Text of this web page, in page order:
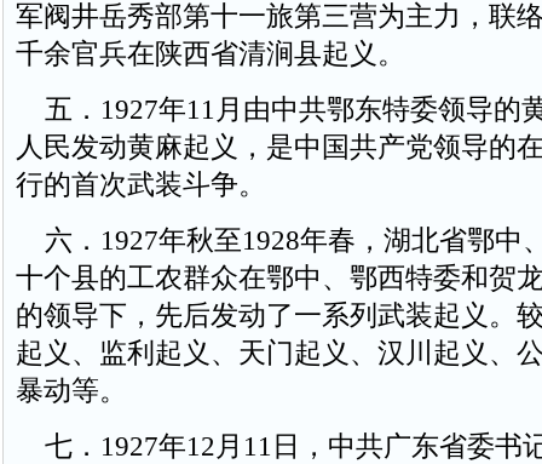
军阀井岳秀部第十一旅第三营为主力，联
千余官兵在陕西省清涧县起义。
五．1927年11月由中共鄂东特委领导的
人民发动黄麻起义，是中国共产党领导的
行的首次武装斗争。
六．1927年秋至1928年春，湖北省鄂中
十个县的工农群众在鄂中、鄂西特委和贺
的领导下，先后发动了一系列武装起义。
起义、监利起义、天门起义、汉川起义、
暴动等。
七．1927年12月11日，中共广东省委书